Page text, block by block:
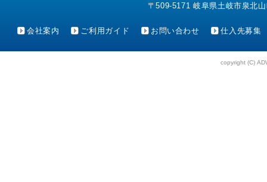
〒509-5171 岐阜県土岐市泉北
会社案内 ご利用ガイド お問い合わせ 仕入先募集
copyright (C)